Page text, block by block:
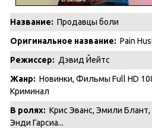
Название: Продавцы боли
Оригинальное название: Pain
Режиссер: Дэвид Йейтс
Жанр: Новинки, Фильмы Full HD
Криминал
В ролях: Крис Эванс, Эмили Блант,
Энди Гарсиа...